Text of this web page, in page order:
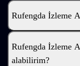
Rufengda İzleme
Rufengda İzleme
alabilirim?